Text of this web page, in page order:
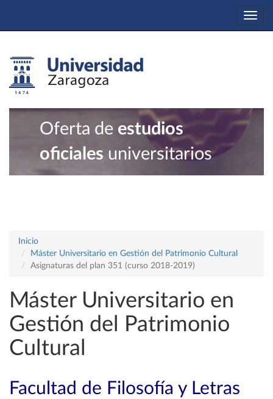
Oferta de estudios
oficiales universitarios
Inicio
Máster Universitario en Gestión del Patrimonio Cultural
Asignaturas del plan 351 (curso 2018-2019)
Máster Universitario en
Gestión del Patrimonio
Cultural
Facultad de Filosofía y Letras